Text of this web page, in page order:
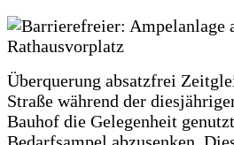
Überquerung absatzfrei
Straße während der
Bauhof die Gelegenheit